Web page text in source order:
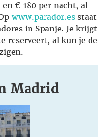
en € 180 per nacht, al
www.parador.es staat
in Spanje. Je krijgt
reserveert, al kun je de
Madrid